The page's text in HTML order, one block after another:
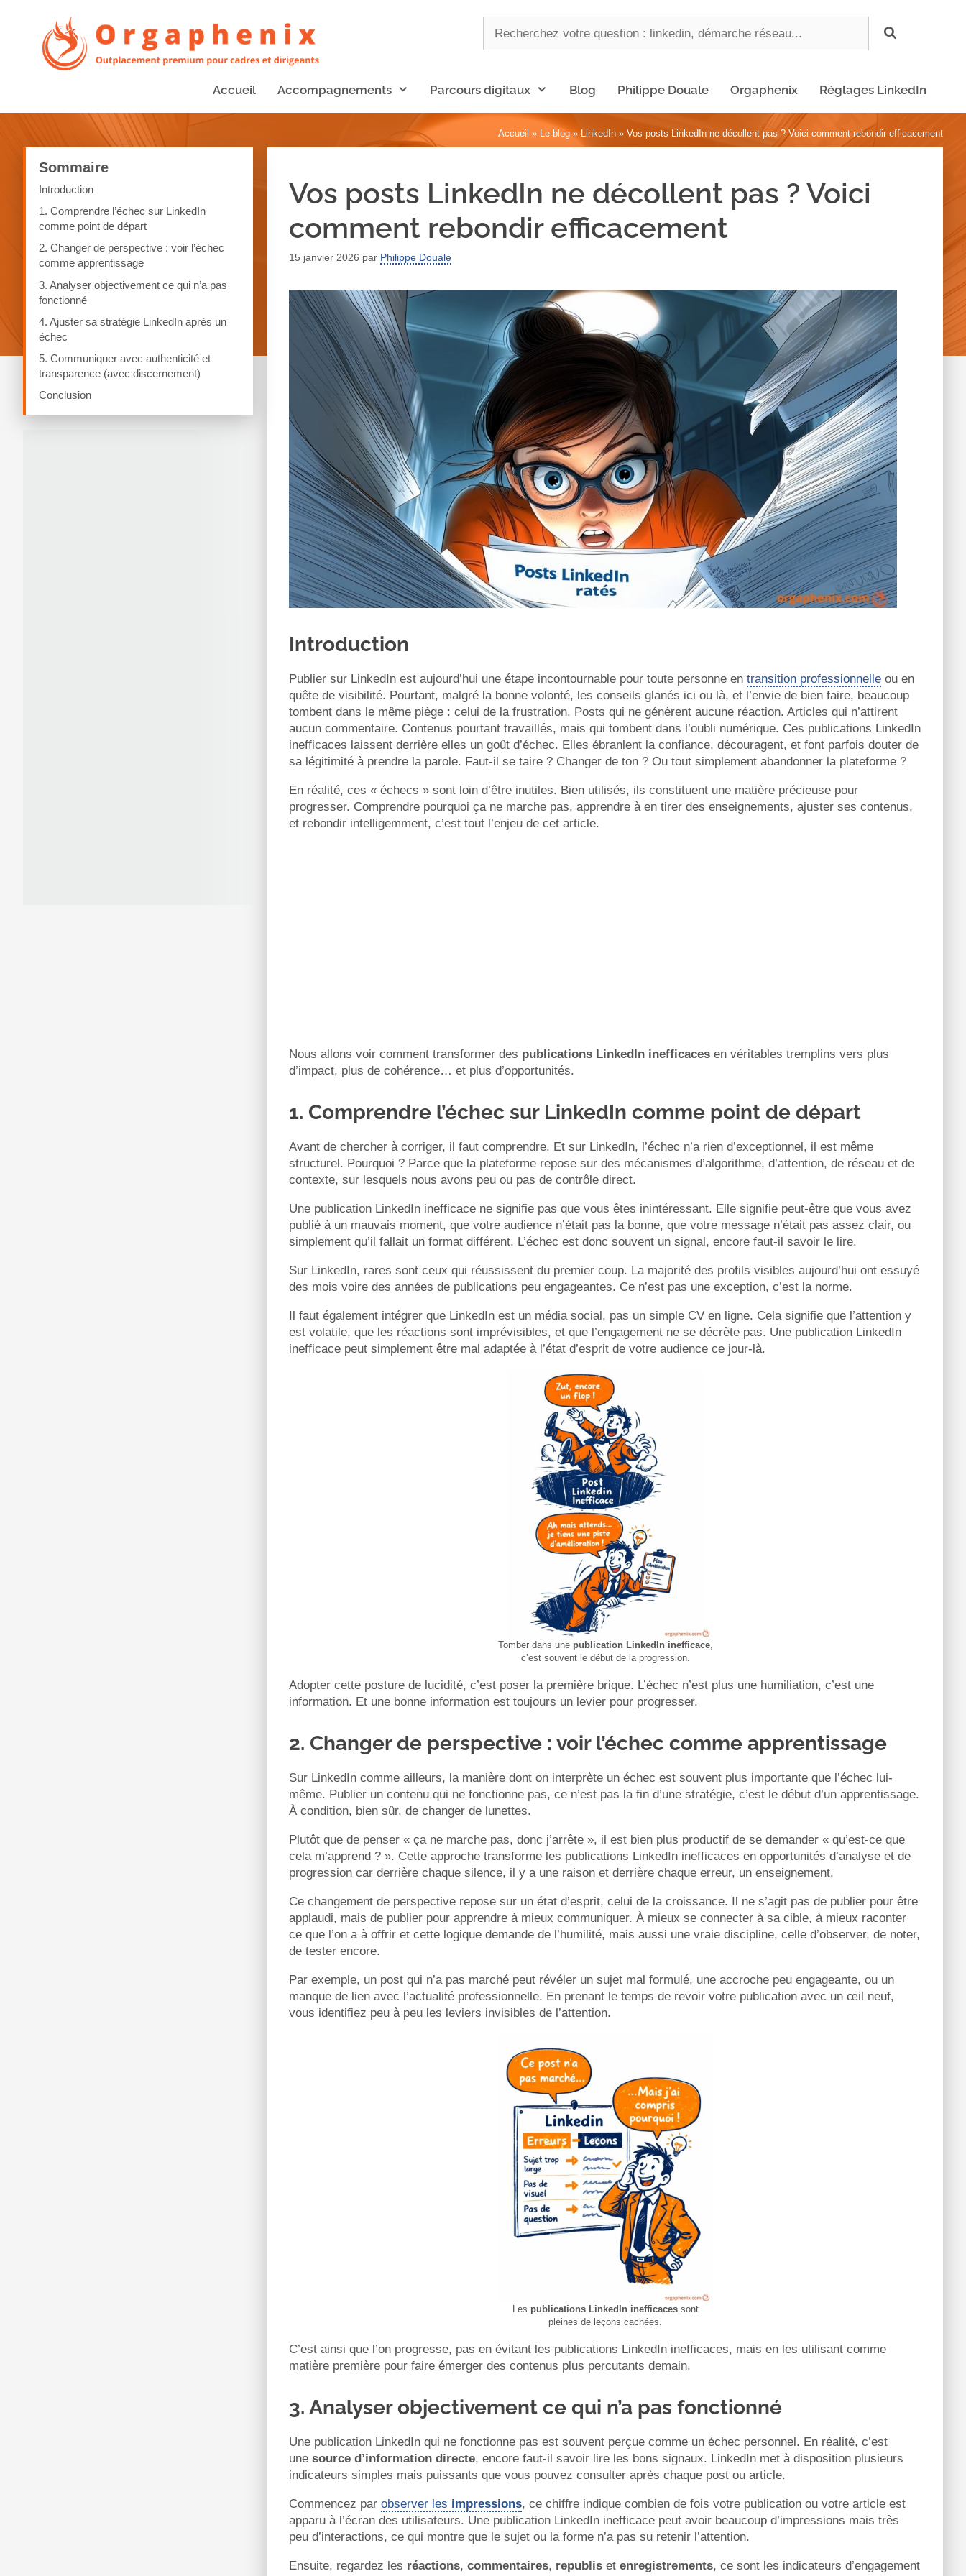
Accueil Accompagnements Parcours digitaux Blog Philippe Douale Orgaphenix Réglages LinkedIn
Accueil » Le blog» LinkedIn » Vos posts LinkedIn ne décollent pas ? Voici comment rebondir efficacement
Vos posts LinkedIn ne décollent pas ? Voici
comment rebondir efficacement
15 janvier 2026 par Philippe Douale
Introduction
Publier sur LinkedIn est aujourd’hui une étape incontournable pour toute personne en transition professionnelle ou en
quête de visibilité. Pourtant, malgré la bonne volonté, les conseils glanés ici ou là, et l’envie de bien faire, beaucoup
tombent dans le même piège : celui de la frustration. Posts qui ne génèrent aucune réaction. Articles qui n’attirent
aucun commentaire. Contenus pourtant travaillés, mais qui tombent dans l’oubli numérique. Ces publications LinkedIn
inefficaces laissent derrière elles un goût d’échec. Elles ébranlent la confiance, découragent, et font parfois douter de
sa légitimité à prendre la parole. Faut-il se taire ? Changer de ton ? Ou tout simplement abandonner la plateforme ?
En réalité, ces « échecs » sont loin d’être inutiles. Bien utilisés, ils constituent une matière précieuse pour
progresser. Comprendre pourquoi ça ne marche pas, apprendre à en tirer des enseignements, ajuster ses contenus,
et rebondir intelligemment, c’est tout l’enjeu de cet article.
Nous allons voir comment transformer des publications LinkedIn inefficaces en véritables tremplins vers plus
d’impact, plus de cohérence… et plus d’opportunités.
1. Comprendre l’échec sur LinkedIn comme point de départ
Avant de chercher à corriger, il faut comprendre. Et sur LinkedIn, l’échec n’a rien d’exceptionnel, il est même
structurel. Pourquoi ? Parce que la plateforme repose sur des mécanismes d’algorithme, d’attention, de réseau et de
contexte, sur lesquels nous avons peu ou pas de contrôle direct.
Une publication LinkedIn inefficace ne signifie pas que vous êtes inintéressant. Elle signifie peut-être que vous avez
publié à un mauvais moment, que votre audience n’était pas la bonne, que votre message n’était pas assez clair, ou
simplement qu’il fallait un format différent. L’échec est donc souvent un signal, encore faut-il savoir le lire.
Sur LinkedIn, rares sont ceux qui réussissent du premier coup. La majorité des profils visibles aujourd’hui ont essuyé
des mois voire des années de publications peu engageantes. Ce n’est pas une exception, c’est la norme.
Il faut également intégrer que LinkedIn est un média social, pas un simple CV en ligne. Cela signifie que l’attention y
est volatile, que les réactions sont imprévisibles, et que l’engagement ne se décrète pas. Une publication LinkedIn
inefficace peut simplement être mal adaptée à l’état d’esprit de votre audience ce jour-là.
Tomber dans une publication LinkedIn inefficace,
c’est souvent le début de la progression.
Adopter cette posture de lucidité, c’est poser la première brique. L’échec n’est plus une humiliation, c’est une
information. Et une bonne information est toujours un levier pour progresser.
2. Changer de perspective : voir l’échec comme apprentissage
Sur LinkedIn comme ailleurs, la manière dont on interprète un échec est souvent plus importante que l’échec lui-
même. Publier un contenu qui ne fonctionne pas, ce n’est pas la fin d’une stratégie, c’est le début d’un apprentissage.
À condition, bien sûr, de changer de lunettes.
Plutôt que de penser « ça ne marche pas, donc j’arrête », il est bien plus productif de se demander « qu’est-ce que
cela m’apprend ? ». Cette approche transforme les publications LinkedIn inefficaces en opportunités d’analyse et de
progression car derrière chaque silence, il y a une raison et derrière chaque erreur, un enseignement.
Ce changement de perspective repose sur un état d’esprit, celui de la croissance. Il ne s’agit pas de publier pour être
applaudi, mais de publier pour apprendre à mieux communiquer. À mieux se connecter à sa cible, à mieux raconter
ce que l’on a à offrir et cette logique demande de l’humilité, mais aussi une vraie discipline, celle d’observer, de noter,
de tester encore.
Par exemple, un post qui n’a pas marché peut révéler un sujet mal formulé, une accroche peu engageante, ou un
manque de lien avec l’actualité professionnelle. En prenant le temps de revoir votre publication avec un œil neuf,
vous identifiez peu à peu les leviers invisibles de l’attention.
Les publications LinkedIn inefficacessont
pleines de leçons cachées.
C’est ainsi que l’on progresse, pas en évitant les publications LinkedIn inefficaces, mais en les utilisant comme
matière première pour faire émerger des contenus plus percutants demain.
3. Analyser objectivement ce qui n’a pas fonctionné
Une publication LinkedIn qui ne fonctionne pas est souvent perçue comme un échec personnel. En réalité, c’est
une source d’information directe, encore faut-il savoir lire les bons signaux. LinkedIn met à disposition plusieurs
indicateurs simples mais puissants que vous pouvez consulter après chaque post ou article.
Commencez par observer les impressions, ce chiffre indique combien de fois votre publication ou votre article est
apparu à l’écran des utilisateurs. Une publication LinkedIn inefficace peut avoir beaucoup d’impressions mais très
peu d’interactions, ce qui montre que le sujet ou la forme n’a pas su retenir l’attention.
Ensuite, regardez les réactions, commentaires, republis et enregistrements, ce sont les indicateurs d’engagement
Sommaire
Introduction
1. Comprendre l’échec sur LinkedIn
comme point de départ
2. Changer de perspective : voir l’échec
comme apprentissage
3. Analyser objectivement ce qui n’a pas
fonctionné
4. Ajuster sa stratégie LinkedIn après un
échec
5. Communiquer avec authenticité et
transparence (avec discernement)
Conclusion